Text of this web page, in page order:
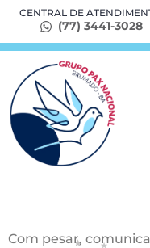
CENTRAL DE
(77) 3441-3028
Com pesar,